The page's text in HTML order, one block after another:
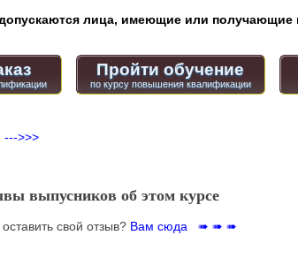
лица, имеющие или получающие
Пройти обучение
по курсу повышения квалификации
--->>>
выпусников об этом курсе
свой отзыв? Вам сюда ➠ ➠ ➠